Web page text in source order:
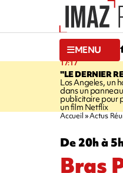
MENU
17:17
"LE DERNIER
Los Angeles, un
dans un panneau
publicitaire pour
un film Netflix
Accueil Actus
De 20h à
Bras